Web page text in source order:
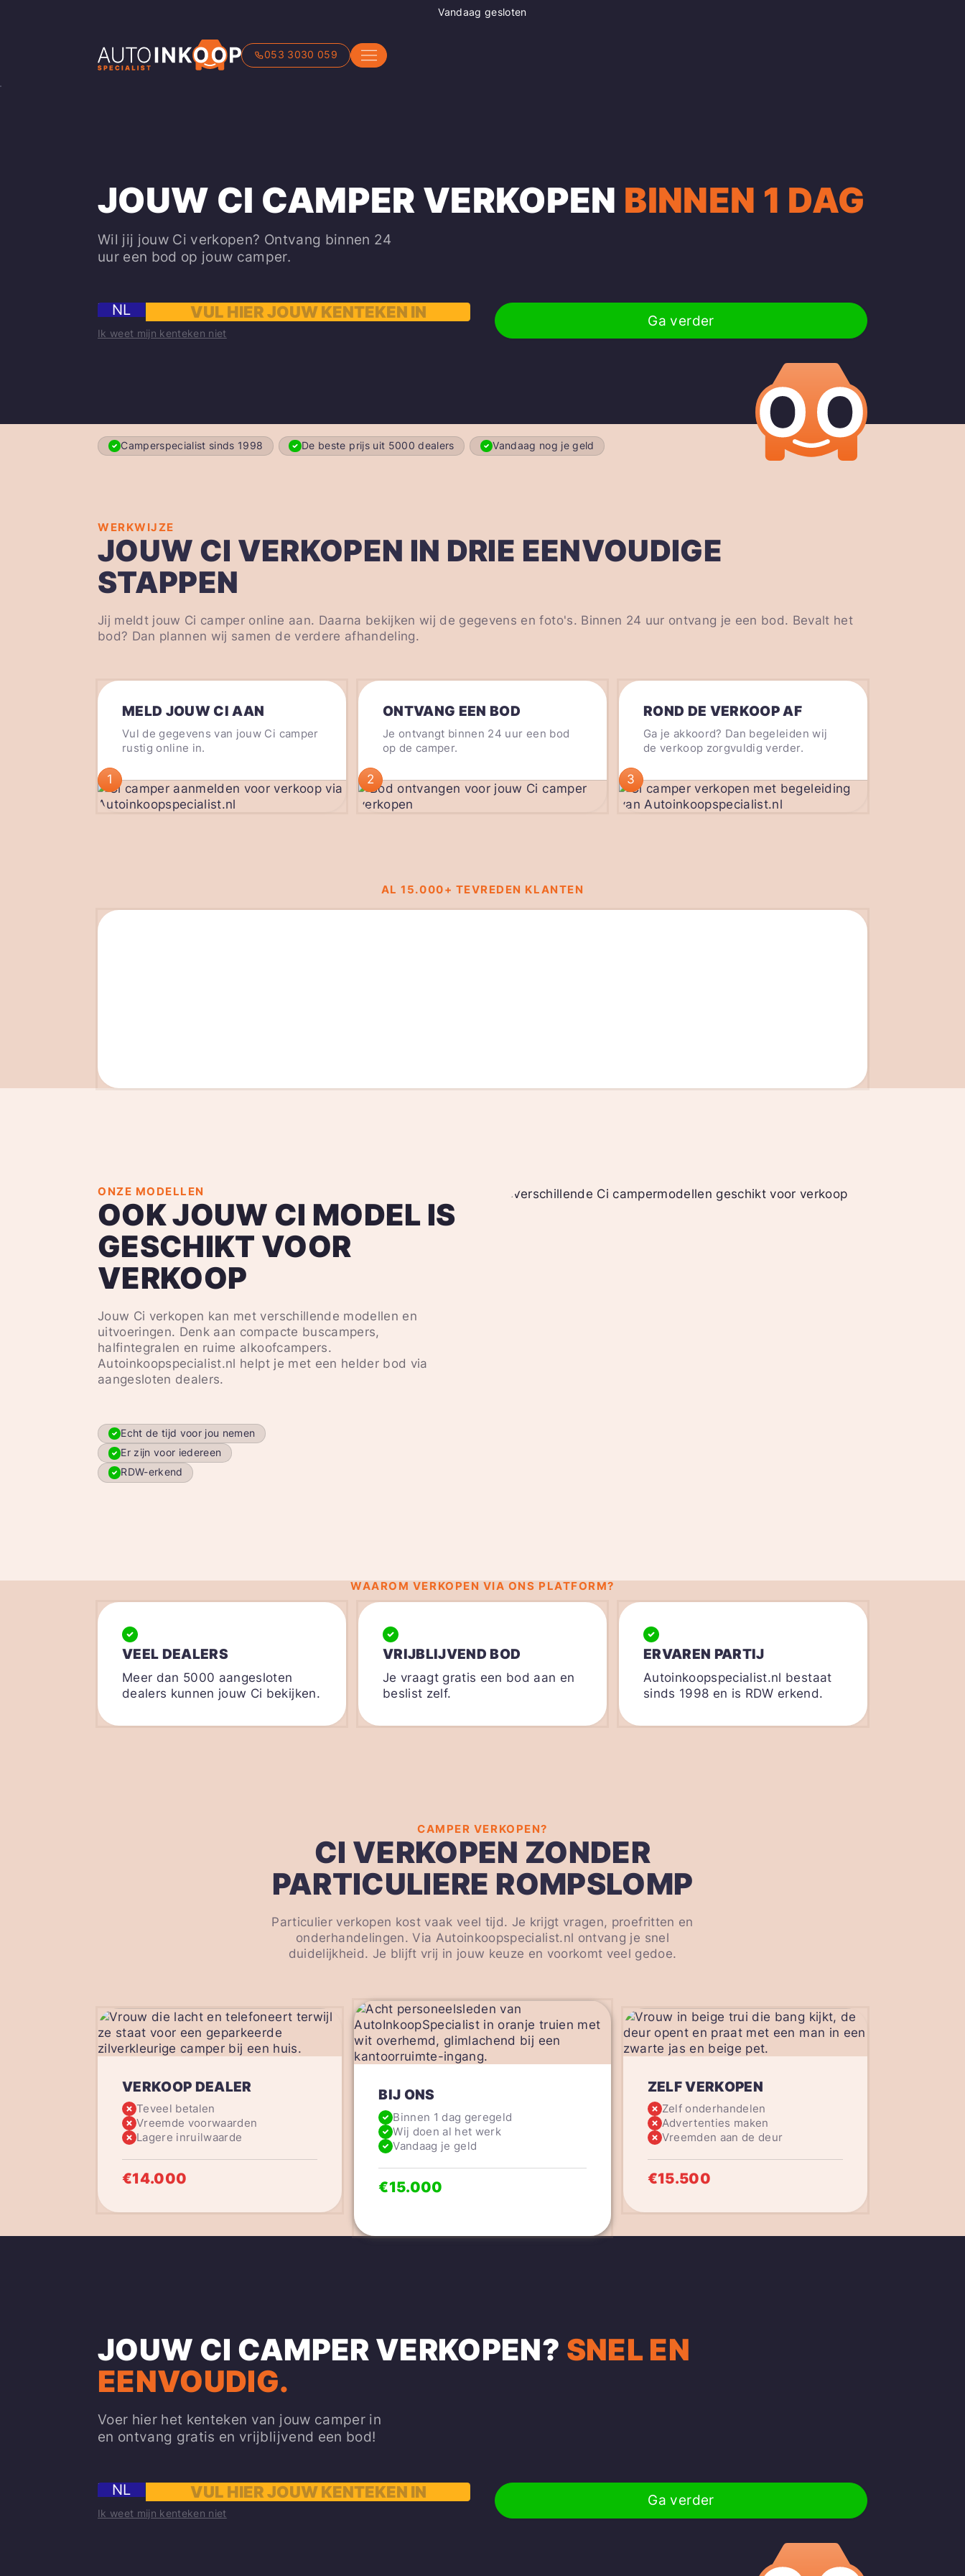
053 3030 059
Vandaag gesloten
JOUW CI CAMPER VERKOPEN BINNEN 1 DAG
Wil jij jouw Ci verkopen? Ontvang binnen 24
uur een bod op jouw camper.
NL
Ik weet mijn kenteken niet
Ga verder
Camperspecialist sinds 1998 De beste prijs uit 5000 dealers Vandaag nog je geld
WERKWIJZE
JOUW CI VERKOPEN IN DRIE EENVOUDIGE
STAPPEN
Jij meldt jouw Ci camper online aan. Daarna bekijken wij de gegevens en foto's. Binnen 24 uur ontvang je een bod. Bevalt het
bod? Dan plannen wij samen de verdere afhandeling.
MELD JOUW CI AAN
Vul de gegevens van jouw Ci camper
rustig online in.
1
ONTVANG EEN BOD
Je ontvangt binnen 24 uur een bod
op de camper.
2
ROND DE VERKOOP AF
Ga je akkoord? Dan begeleiden wij
de verkoop zorgvuldig verder.
3
AL 15.000+ TEVREDEN KLANTEN
ONZE MODELLEN
OOK JOUW CI MODEL IS
GESCHIKT VOOR
VERKOOP
Jouw Ci verkopen kan met verschillende modellen en
uitvoeringen. Denk aan compacte buscampers,
halfintegralen en ruime alkoofcampers.
Autoinkoopspecialist.nl helpt je met een helder bod via
aangesloten dealers.
Echt de tijd voor jou nemen
Er zijn voor iedereen
RDW-erkend
WAAROM VERKOPEN VIA ONS PLATFORM?
VEEL DEALERS
Meer dan 5000 aangesloten
dealers kunnen jouw Ci bekijken.
VRIJBLIJVEND BOD
Je vraagt gratis een bod aan en
beslist zelf.
ERVAREN PARTIJ
Autoinkoopspecialist.nl bestaat
sinds 1998 en is RDW erkend.
CAMPER VERKOPEN?
CI VERKOPEN ZONDER
PARTICULIERE ROMPSLOMP
Particulier verkopen kost vaak veel tijd. Je krijgt vragen, proefritten en
onderhandelingen. Via Autoinkoopspecialist.nl ontvang je snel
duidelijkheid. Je blijft vrij in jouw keuze en voorkomt veel gedoe.
VERKOOP DEALER
Teveel betalen
Vreemde voorwaarden
Lagere inruilwaarde
€14.000
BIJ ONS
Binnen 1 dag geregeld
Wij doen al het werk
Vandaag je geld
€15.000
ZELF VERKOPEN
Zelf onderhandelen
Advertenties maken
Vreemden aan de deur
€15.500
JOUW CI CAMPER VERKOPEN? SNEL EN
EENVOUDIG.
Voer hier het kenteken van jouw camper in
en ontvang gratis en vrijblijvend een bod!
NL
Ik weet mijn kenteken niet
Ga verder